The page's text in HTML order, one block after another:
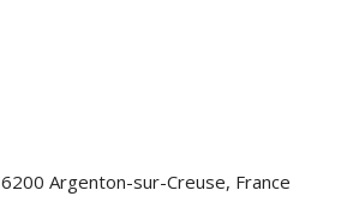
Argenton-sur-Creuse, France